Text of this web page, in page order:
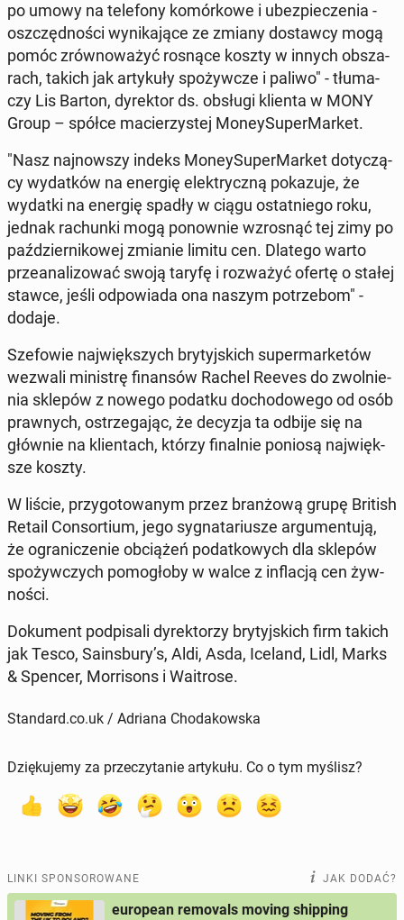
po umowy na te­le­fo­ny ko­mór­ko­we i ubez­pie­cze­nia -
oszczęd­no­ści wy­ni­ka­ją­ce ze zmiany do­staw­cy mogą
pomóc zrów­no­wa­żyć rosnące koszty w innych ob­sza­
rach, takich jak ar­ty­ku­ły spo­żyw­cze i paliwo" - tłu­ma­
czy Lis Barton, dy­rek­tor ds. obsługi klienta w MONY
Group – spółce ma­cie­rzy­stej Mo­ney­Su­per­Mar­ket.
"Nasz naj­now­szy indeks Mo­ney­Su­per­Mar­ket do­ty­czą­
cy wy­dat­ków na energię elek­trycz­ną po­ka­zu­je, że
wydatki na energię spadły w ciągu ostat­nie­go roku,
jednak ra­chun­ki mogą po­now­nie wzro­snąć tej zimy po
paź­dzier­ni­ko­wej zmianie limitu cen. Dlatego warto
prze­ana­li­zo­wać swoją taryfę i roz­wa­żyć ofertę o stałej
stawce, jeśli od­po­wia­da ona naszym po­trze­bom" -
dodaje.
Sze­fo­wie naj­więk­szych bry­tyj­skich su­per­mar­ke­tów
wezwali mi­ni­strę fi­nan­sów Rachel Reeves do zwol­nie­
nia sklepów z nowego podatku do­cho­do­we­go od osób
praw­nych, ostrze­ga­jąc, że decyzja ta odbije się na
głównie na klien­tach, którzy fi­nal­nie poniosą naj­więk­
sze koszty.
W liście, przy­go­to­wa­nym przez bran­żo­wą grupę British
Retail Con­sor­tium, jego sy­gna­ta­riu­sze ar­gu­men­tu­ją,
że ogra­ni­cze­nie ob­cią­żeń po­dat­ko­wych dla sklepów
spo­żyw­czych po­mo­gło­by w walce z in­fla­cją cen żyw­
no­ści.
Do­ku­ment pod­pi­sa­li dy­rek­to­rzy bry­tyj­skich firm takich
jak Tesco, Sa­ins­bu­ry’s, Aldi, Asda, Iceland, Lidl, Marks
& Spencer, Mor­ri­sons i Wa­itro­se.
Standard.co.uk / Adriana Chodakowska
Dziękujemy za przeczytanie artykułu. Co o tym myślisz?
LINKI SPONSOROWANE JAK DODAĆ?
european removals moving shipping